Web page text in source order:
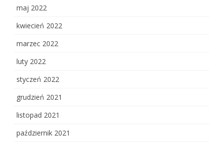
maj 2022
kwiecień 2022
marzec 2022
luty 2022
styczeń 2022
grudzień 2021
listopad 2021
październik 2021